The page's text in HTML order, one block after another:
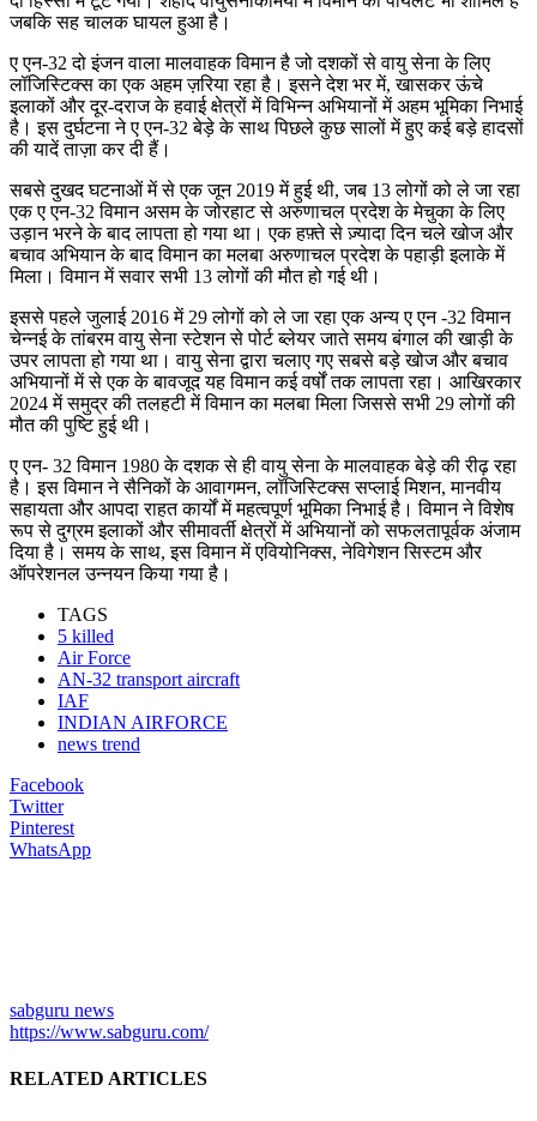
जबकि सह चालक घायल हुआ है।
ए एन-32 दो इंजन वाला मालवाहक विमान है जो दशकों से वायु सेना के लिए
लॉजिस्टिक्स का एक अहम ज़रिया रहा है। इसने देश भर में, खासकर ऊंचे
इलाकों और दूर-दराज के हवाई क्षेत्रों में विभिन्न अभियानों में अहम भूमिका निभाई
है। इस दुर्घटना ने ए एन-32 बेड़े के साथ पिछले कुछ सालों में हुए कई बड़े हादसों
की यादें ताज़ा कर दी हैं।
सबसे दुखद घटनाओं में से एक जून 2019 में हुई थी, जब 13 लोगों को ले जा रहा
एक ए एन-32 विमान असम के जोरहाट से अरुणाचल प्रदेश के मेचुका के लिए
उड़ान भरने के बाद लापता हो गया था। एक हफ़्ते से ज़्यादा दिन चले खोज और
बचाव अभियान के बाद विमान का मलबा अरुणाचल प्रदेश के पहाड़ी इलाके में
मिला। विमान में सवार सभी 13 लोगों की मौत हो गई थी।
इससे पहले जुलाई 2016 में 29 लोगों को ले जा रहा एक अन्य ए एन -32 विमान
चेन्नई के तांबरम वायु सेना स्टेशन से पोर्ट ब्लेयर जाते समय बंगाल की खाड़ी के
उपर लापता हो गया था। वायु सेना द्वारा चलाए गए सबसे बड़े खोज और बचाव
अभियानों में से एक के बावजूद यह विमान कई वर्षों तक लापता रहा। आखिरकार
2024 में समुद्र की तलहटी में विमान का मलबा मिला जिससे सभी 29 लोगों की
मौत की पुष्टि हुई थी।
ए एन- 32 विमान 1980 के दशक से ही वायु सेना के मालवाहक बेड़े की रीढ़ रहा
है। इस विमान ने सैनिकों के आवागमन, लॉजिस्टिक्स सप्लाई मिशन, मानवीय
सहायता और आपदा राहत कार्यों में महत्वपूर्ण भूमिका निभाई है। विमान ने विशेष
रूप से दुग्रम इलाकों और सीमावर्ती क्षेत्रों में अभियानों को सफलतापूर्वक अंजाम
दिया है। समय के साथ, इस विमान में एवियोनिक्स, नेविगेशन सिस्टम और
ऑपरेशनल उन्नयन किया गया है।
TAGS
5 killed
Air Force
AN-32 transport aircraft
IAF
INDIAN AIRFORCE
news trend
Facebook
Twitter
Pinterest
WhatsApp
sabguru news
https://www.sabguru.com/
RELATED ARTICLES